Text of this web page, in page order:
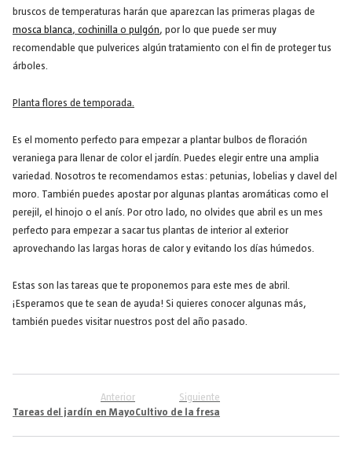
bruscos de temperaturas harán que aparezcan las primeras plagas de
mosca blanca, cochinilla o pulgón, por lo que puede ser muy
recomendable que pulverices algún tratamiento con el fin de proteger tus
árboles.
Planta flores de temporada.
Es el momento perfecto para empezar a plantar bulbos de floración
veraniega para llenar de color el jardín. Puedes elegir entre una amplia
variedad. Nosotros te recomendamos estas: petunias, lobelias y clavel del
moro. También puedes apostar por algunas plantas aromáticas como el
perejil, el hinojo o el anís. Por otro lado, no olvides que abril es un mes
perfecto para empezar a sacar tus plantas de interior al exterior
aprovechando las largas horas de calor y evitando los días húmedos.
Estas son las tareas que te proponemos para este mes de abril.
¡Esperamos que te sean de ayuda! Si quieres conocer algunas más,
también puedes visitar nuestros post del año pasado.
Anterior
Tareas del jardín en Mayo
Siguiente
Cultivo de la fresa